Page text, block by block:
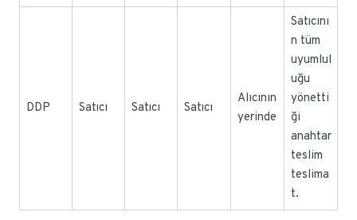
DDP Satıcı Satıcı Satıcı
Alıcının
yerinde
Satıcını
n tüm
uyumlul
uğu
yönetti
ği
anahtar
teslim
teslima
t.